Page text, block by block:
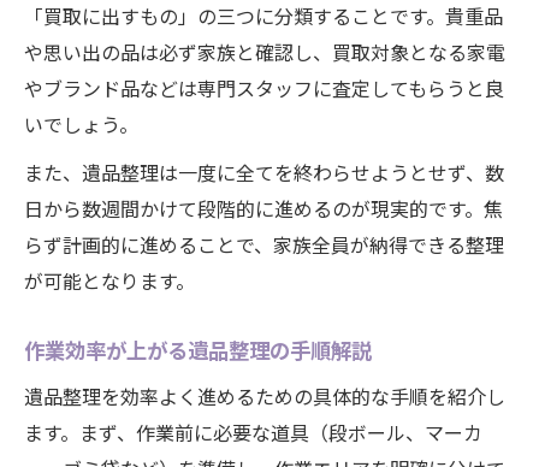
「買取に出すもの」の三つに分類することです。貴重品
や思い出の品は必ず家族と確認し、買取対象となる家電
やブランド品などは専門スタッフに査定してもらうと良
いでしょう。
また、遺品整理は一度に全てを終わらせようとせず、数
日から数週間かけて段階的に進めるのが現実的です。焦
らず計画的に進めることで、家族全員が納得できる整理
が可能となります。
作業効率が上がる遺品整理の手順解説
遺品整理を効率よく進めるための具体的な手順を紹介し
ます。まず、作業前に必要な道具（段ボール、マーカ